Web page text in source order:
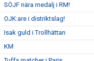
SÖJF nära medalj i RM!
OJK:are i distriktslag!
Isak guld i Trollhättan
KM